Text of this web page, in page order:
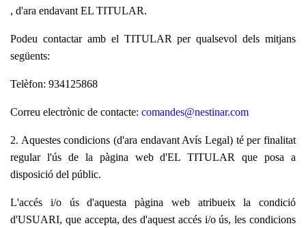
, d'ara endavant EL TITULAR.
Podeu contactar amb el TITULAR per qualsevol dels mitjans
següents:
Telèfon: 934125868
Correu electrònic de contacte: comandes@nestinar.com
2. Aquestes condicions (d'ara endavant Avís Legal) té per finalitat
regular l'ús de la pàgina web d'EL TITULAR que posa a
disposició del públic.
L'accés i/o ús d'aquesta pàgina web atribueix la condició
d'USUARI, que accepta, des d'aquest accés i/o ús, les condicions